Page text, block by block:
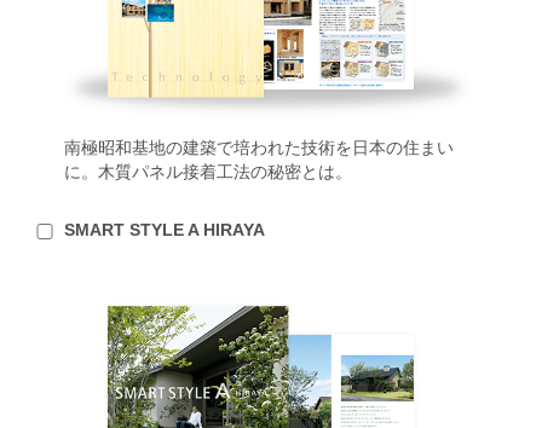
南極昭和基地の建築で培われた技術を日本の住まい
に。木質パネル接着工法の秘密とは。
SMART STYLE A HIRAYA